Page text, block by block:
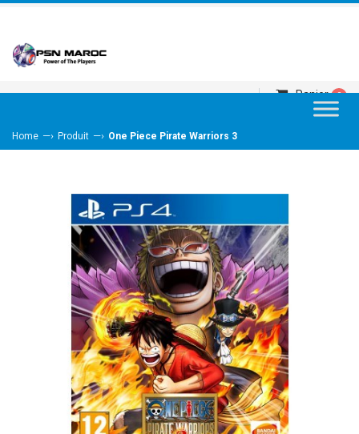
Panier 0
Home —› Produit —› One Piece Pirate Warriors 3